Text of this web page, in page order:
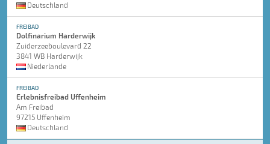
Deutschland
FREIBAD
Dolfinarium Harderwijk
Zuiderzeeboulevard 22
3841 WB Harderwijk
Niederlande
FREIBAD
Erlebnisfreibad Uffenheim
Am Freibad
97215 Uffenheim
Deutschland